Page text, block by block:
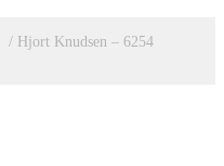
/ Hjort Knudsen – 6254